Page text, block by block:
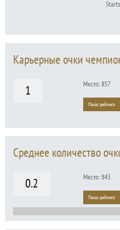
Starts
Карьерные очки
1
Место: 857
Показ рейтинга
Среднее количество
0.2
Место: 843
Показ рейтинга